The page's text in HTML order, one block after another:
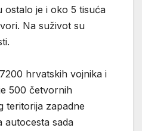
je i oko 5 tisuća
Na suživot su
hrvatskih vojnika i
500 četvornih
teritorija zapadne
autocesta sada